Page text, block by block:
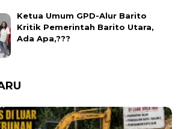
Ketua Umum GPD-Alur Barito
Kritik Pemerintah Barito Utara,
Ada Apa,???